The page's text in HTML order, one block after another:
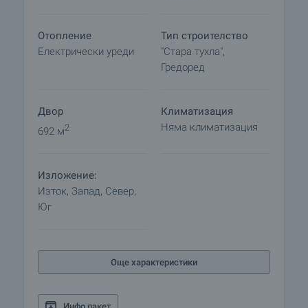
брокер за този имот за подробна информация
относно процедурата на покупка и начините за
Отопление
Електрически уреди
Тип строителство
"Стара тухла",
Гредоред
Двор
692 м2
Климатизация
Няма климатизация
Изложение:
Изток, Запад, Север,
Юг
Още характеристики